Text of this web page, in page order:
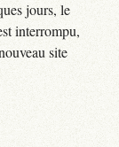
jours, le
interrompu,
site